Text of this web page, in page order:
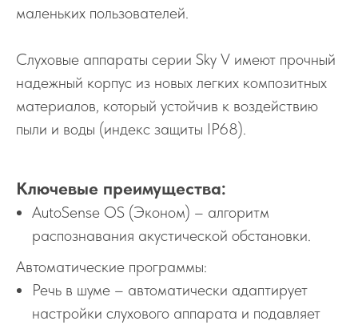
маленьких пользователей.
Слуховые аппараты серии Sky V имеют прочный
надежный корпус из новых легких композитных
материалов, который устойчив к воздействию
пыли и воды (индекс защиты IP68).
Ключевые преимущества:
AutoSense OS (Эконом) – алгоритм
распознавания акустической обстановки.
Автоматические программы:
Речь в шуме – автоматически адаптирует
настройки слухового аппарата и подавляет